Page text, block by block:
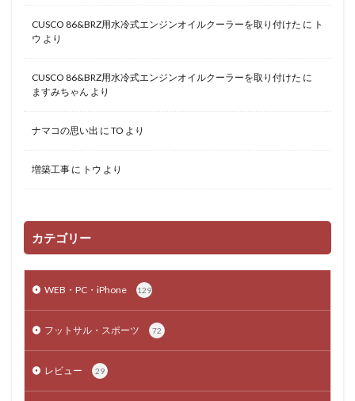
CUSCO 86&BRZ用水冷式エンジンオイルクーラーを取り付けた に ト
ウ より
CUSCO 86&BRZ用水冷式エンジンオイルクーラーを取り付けた に
ますみちゃん より
ナマコの思い出 に TO より
増築工事 に トウ より
カテゴリー
WEB・PC・iPhone 129
フットサル・スポーツ 72
レビュー 29